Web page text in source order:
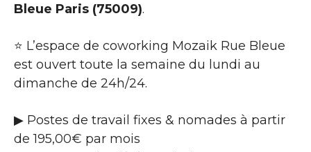
Bleue Paris (75009).
⭐ L’espace de coworking Mozaik Rue Bleue
est ouvert toute la semaine du lundi au
dimanche de 24h/24.
▶ Postes de travail fixes & nomades à partir
de 195,00€ par mois